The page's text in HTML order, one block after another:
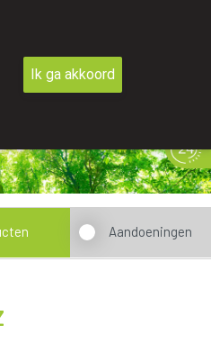
Aandoeningen
Ik ga akkoord